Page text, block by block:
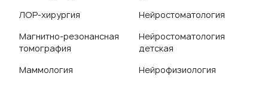
ЛОР-хирургия
Магнитно-резонансная
томография
Маммология
Нейростоматология
Нейростоматология
детская
Нейрофизиология